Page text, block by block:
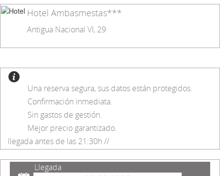
Hotel Ambasmestas***
Antigua Nacional VI, 29
Una reserva segura, sus datos están protegidos.
Confirmación inmediata.
Sin gastos de gestión.
Mejor precio garantizado.
llegada antes de las 21:30h //
Llegada